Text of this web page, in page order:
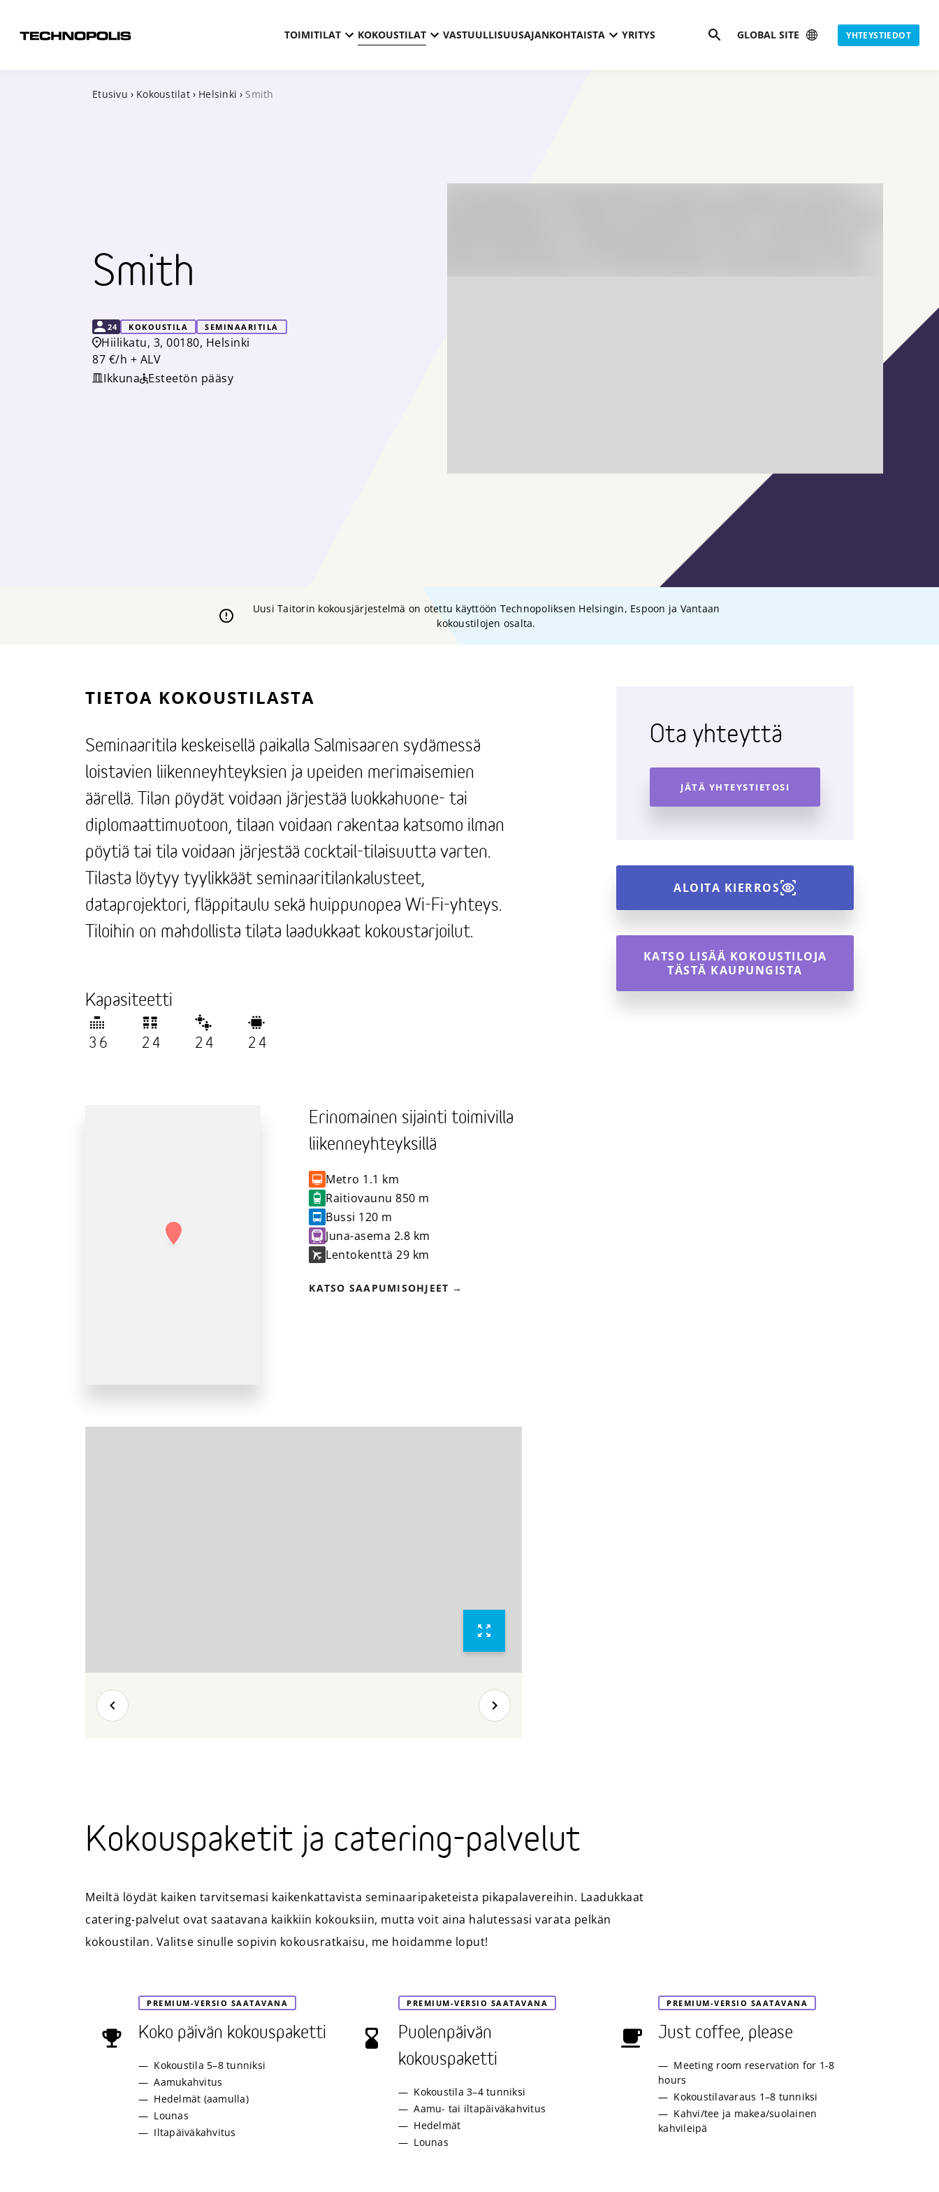
TOIMITILAT KOKOUSTILAT VASTUULLISUUSAJANKOHTAISTA YRITYS Hae GLOBAL SITE YHTEYSTIEDOT
Etusivu › Kokoustilat › Helsinki › Smith
Smith
KAPASITEETTI
24 KOKOUSTILA SEMINAARITILA
Hiilikatu, 3, 00180, Helsinki
87 €/h + ALV
Ikkuna
Esteetön pääsy
Uusi Taitorin kokousjärjestelmä on otettu käyttöön Technopoliksen Helsingin, Espoon ja Vantaan
kokoustilojen osalta.
TIETOA KOKOUSTILASTA
Seminaaritila keskeisellä paikalla Salmisaaren sydämessä
loistavien liikenneyhteyksien ja upeiden merimaisemien
äärellä. Tilan pöydät voidaan järjestää luokkahuone- tai
diplomaattimuotoon, tilaan voidaan rakentaa katsomo ilman
pöytiä tai tila voidaan järjestää cocktail-tilaisuutta varten.
Tilasta löytyy tyylikkäät seminaaritilankalusteet,
dataprojektori, fläppitaulu sekä huippunopea Wi-Fi-yhteys.
Tiloihin on mahdollista tilata laadukkaat kokoustarjoilut.
Kapasiteetti
36 24 24 24
Erinomainen sijainti toimivilla
liikenneyhteyksillä
Metro 1.1 km
Raitiovaunu 850 m
Bussi 120 m
Juna-asema 2.8 km
Lentokenttä 29 km
KATSO SAAPUMISOHJEET
Ota yhteyttä
JÄTÄ YHTEYSTIETOSI
ALOITA KIERROS
KATSO LISÄÄ KOKOUSTILOJA
TÄSTÄ KAUPUNGISTA
Kokouspaketit ja catering-palvelut
Meiltä löydät kaiken tarvitsemasi kaikenkattavista seminaaripaketeista pikapalavereihin. Laadukkaat
catering-palvelut ovat saatavana kaikkiin kokouksiin, mutta voit aina halutessasi varata pelkän
kokoustilan. Valitse sinulle sopivin kokousratkaisu, me hoidamme loput!
PREMIUM-VERSIO SAATAVANA
Koko päivän kokouspaketti
Kokoustila 5–8 tunniksi
Aamukahvitus
Hedelmät (aamulla)
Lounas
Iltapäiväkahvitus
PREMIUM-VERSIO SAATAVANA
Puolenpäivän
kokouspaketti
Kokoustila 3–4 tunniksi
Aamu- tai iltapäiväkahvitus
Hedelmät
Lounas
PREMIUM-VERSIO SAATAVANA
Just coffee, please
Meeting room reservation for 1-8
hours
Kokoustilavaraus 1–8 tunniksi
Kahvi/tee ja makea/suolainen
kahvileipä